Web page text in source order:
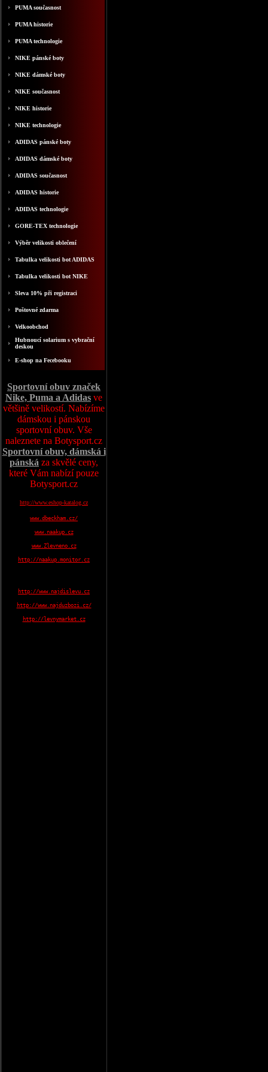
PUMA současnost
PUMA historie
PUMA technologie
NIKE pánské boty
NIKE dámské boty
NIKE současnost
NIKE historie
NIKE technologie
ADIDAS pánské boty
ADIDAS dámské boty
ADIDAS současnost
ADIDAS historie
ADIDAS technologie
GORE-TEX technologie
Výběr velikosti oblečení
Tabulka velikosti bot ADIDAS
Tabulka velikosti bot NIKE
Sleva 10% při registraci
Poštovné zdarma
Velkoobchod
Hubnoucí solarium s vybrační
deskou
E-shop na Fecebooku
Sportovní obuv značek
Nike, Puma a Adidas ve
většině velikostí. Nabízíme
dámskou i pánskou
sportovní obuv. Vše
naleznete na Botysport.cz
Sportovní obuv, dámská i
pánská za skvělé ceny,
které Vám nabízí pouze
Botysport.cz
http://www.eshop-katalog.cz
www.dbeckham.cz/
www.naakup.cz
www.Zlevneno.cz
http://naakup.monitor.cz
http://www.najdislevu.cz
http://www.najduzbozi.cz/
http://levnymarket.cz